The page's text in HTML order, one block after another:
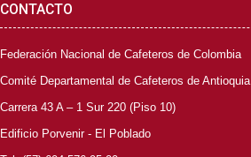
CONTACTO
Federación Nacional de Cafeteros de Colombia
Comité Departamental de Cafeteros de Antioquia
Carrera 43 A – 1 Sur 220 (Piso 10)
Edificio Porvenir - El Poblado